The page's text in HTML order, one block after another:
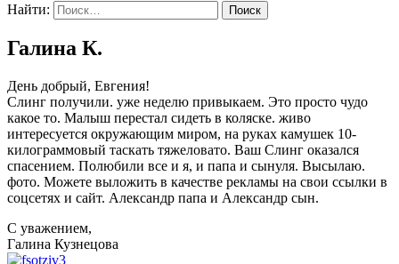
Найти:
Галина К.
День добрый, Евгения!
Слинг получили. уже неделю привыкаем. Это просто чудо
какое то. Малыш перестал сидеть в коляске. живо
интересуется окружающим миром, на руках камушек 10-
килограммовый таскать тяжеловато. Ваш Слинг оказался
спасением. Полюбили все и я, и папа и сынуля. Высылаю.
фото. Можете выложить в качестве рекламы на свои ссылки в
соцсетях и сайт. Александр папа и Александр сын.
С уважением,
Галина Кузнецова